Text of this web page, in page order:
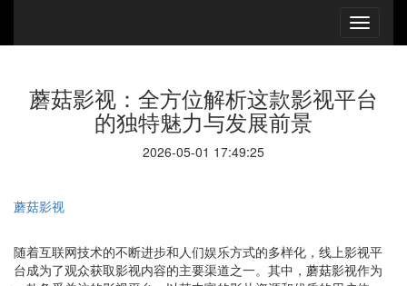
蘑菇影视：全方位解析这款影视平台
的独特魅力与发展前景
2026-05-01 17:49:25
蘑菇影视
随着互联网技术的不断进步和人们娱乐方式的多样化，线上影视平
台成为了观众获取影视内容的主要渠道之一。其中，蘑菇影视作为